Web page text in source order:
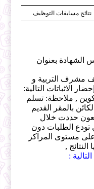
نتائج مسابقات التوظيف
الشهادة بعنوان
مشرف التربية و
الاثباتات التالية:
, ملاحظة: تسلم
بالمقر القديم
حددت خلال
فيفري إلى 24 فيفري تودع الطلبات دون
مستوى المراكز
,
: